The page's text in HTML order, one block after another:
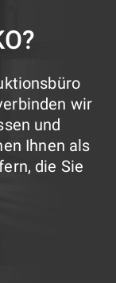
wir
und
Ihnen als
die Sie